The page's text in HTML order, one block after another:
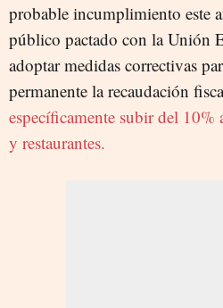
probable incumplimiento este
público pactado con la Unión
adoptar medidas correctivas
permanente la recaudación
específicamente subir del
y restaurantes.